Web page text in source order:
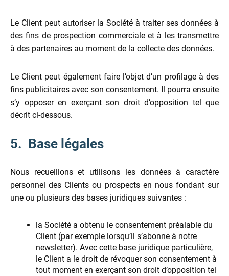
Le Client peut autoriser la Société à traiter ses données à
des fins de prospection commerciale et à les transmettre
à des partenaires au moment de la collecte des données.
Le Client peut également faire l’objet d’un profilage à des
fins publicitaires avec son consentement. Il pourra ensuite
s’y opposer en exerçant son droit d’opposition tel que
décrit ci-dessous.
5. Base légales
Nous recueillons et utilisons les données à caractère
personnel des Clients ou prospects en nous fondant sur
une ou plusieurs des bases juridiques suivantes :
la Société a obtenu le consentement préalable du
Client (par exemple lorsqu’il s’abonne à notre
newsletter). Avec cette base juridique particulière,
le Client a le droit de révoquer son consentement à
tout moment en exerçant son droit d’opposition tel